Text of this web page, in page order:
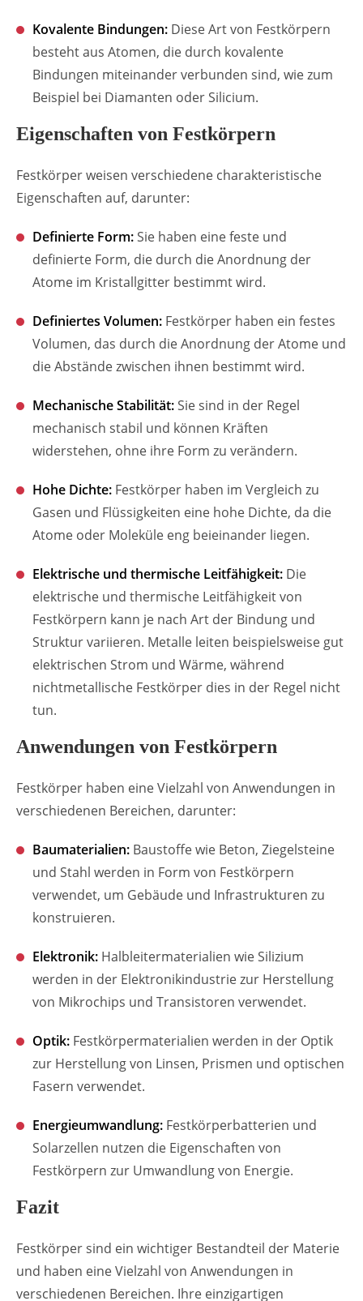
Kovalente Bindungen: Diese Art von Festkörpern
besteht aus Atomen, die durch kovalente
Bindungen miteinander verbunden sind, wie zum
Beispiel bei Diamanten oder Silicium.
Eigenschaften von Festkörpern
Festkörper weisen verschiedene charakteristische
Eigenschaften auf, darunter:
Definierte Form:Sie haben eine feste und
definierte Form, die durch die Anordnung der
Atome im Kristallgitter bestimmt wird.
Definiertes Volumen: Festkörper haben ein festes
Volumen, das durch die Anordnung der Atome und
die Abstände zwischen ihnen bestimmt wird.
Mechanische Stabilität:Sie sind in der Regel
mechanisch stabil und können Kräften
widerstehen, ohne ihre Form zu verändern.
Hohe Dichte: Festkörper haben im Vergleich zu
Gasen und Flüssigkeiten eine hohe Dichte, da die
Atome oder Moleküle eng beieinander liegen.
Elektrische und thermische Leitfähigkeit: Die
elektrische und thermische Leitfähigkeit von
Festkörpern kann je nach Art der Bindung und
Struktur variieren. Metalle leiten beispielsweise gut
elektrischen Strom und Wärme, während
nichtmetallische Festkörper dies in der Regel nicht
tun.
Anwendungen von Festkörpern
Festkörper haben eine Vielzahl von Anwendungen in
verschiedenen Bereichen, darunter:
Baumaterialien: Baustoffe wie Beton, Ziegelsteine
und Stahl werden in Form von Festkörpern
verwendet, um Gebäude und Infrastrukturen zu
konstruieren.
Elektronik: Halbleitermaterialien wie Silizium
werden in der Elektronikindustrie zur Herstellung
von Mikrochips und Transistoren verwendet.
Optik: Festkörpermaterialien werden in der Optik
zur Herstellung von Linsen, Prismen und optischen
Fasern verwendet.
Energieumwandlung: Festkörperbatterien und
Solarzellen nutzen die Eigenschaften von
Festkörpern zur Umwandlung von Energie.
Fazit
Festkörper sind ein wichtiger Bestandteil der Materie
und haben eine Vielzahl von Anwendungen in
verschiedenen Bereichen. Ihre einzigartigen